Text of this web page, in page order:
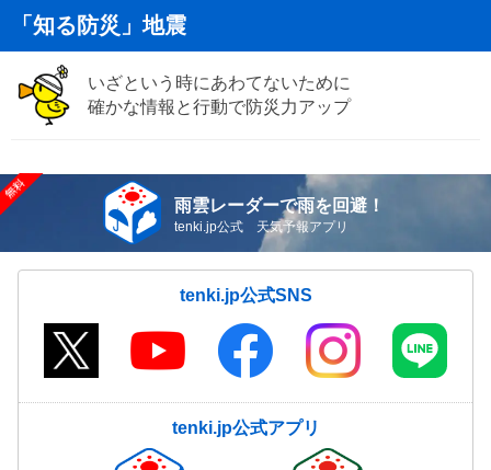
「知る防災」地震
いざという時にあわてないために
確かな情報と行動で防災力アップ
雨雲レーダーで雨を回避！
tenki.jp公式 天気予報アプリ
tenki.jp公式SNS
tenki.jp公式アプリ